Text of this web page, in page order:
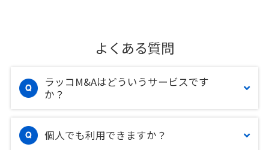
よくある質問
ラッコM&Aはどういうサービスです
か？
個人でも利用できますか？